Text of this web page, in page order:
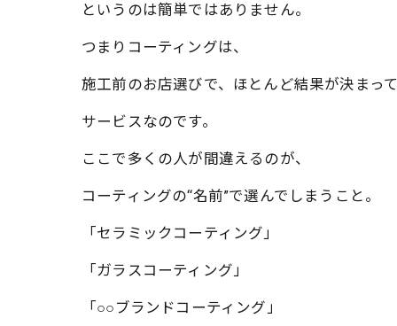
というのは簡単ではありません。
つまりコーティングは、
施工前のお店選びで、ほとんど結果が決まっ
サービスなのです。
ここで多くの人が間違えるのが、
コーティングの“名前”で選んでしまうこと。
「セラミックコーティング」
「ガラスコーティング」
「○○ブランドコーティング」